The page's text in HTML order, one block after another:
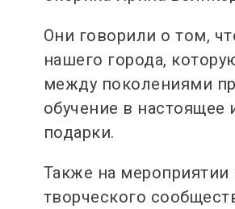
Они говорили о том,
нашего города,
между поколениями
обучение в настоящее
подарки.
Также на мероприятии
творческого